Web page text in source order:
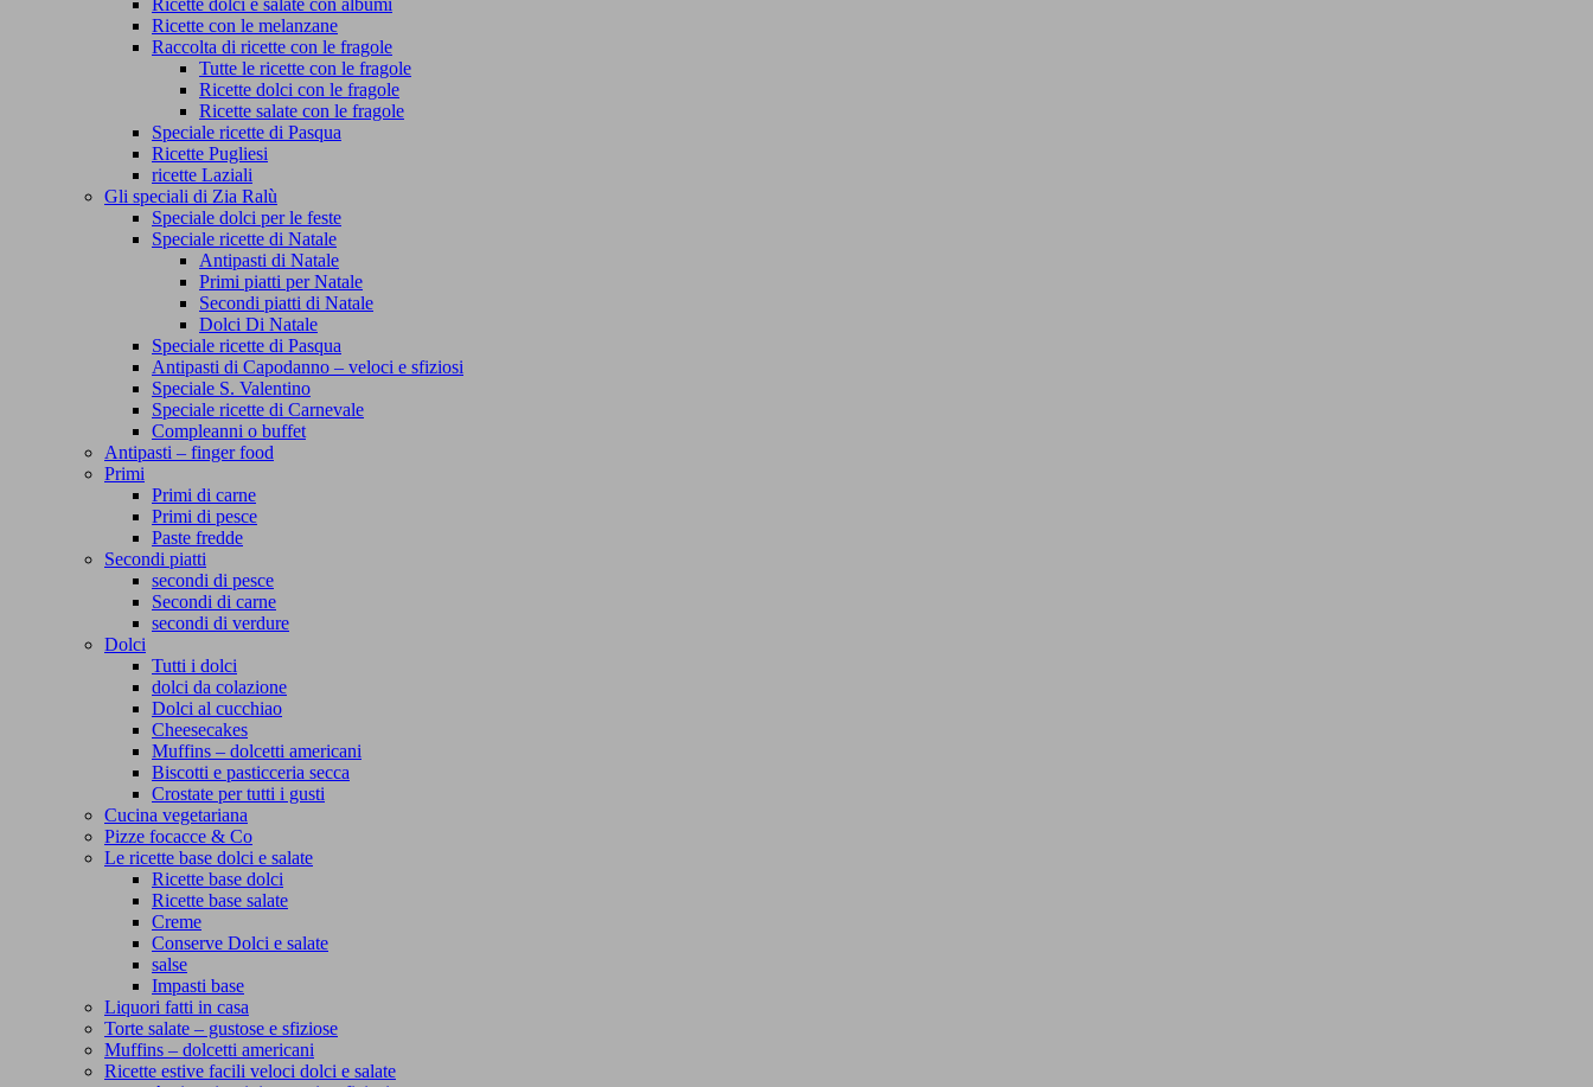
Ricette dolci e salate con albumi
Ricette con le melanzane
Raccolta di ricette con le fragole
Tutte le ricette con le fragole
Ricette dolci con le fragole
Ricette salate con le fragole
Speciale ricette di Pasqua
Ricette Pugliesi
ricette Laziali
Gli speciali di Zia Ralù
Speciale dolci per le feste
Speciale ricette di Natale
Antipasti di Natale
Primi piatti per Natale
Secondi piatti di Natale
Dolci Di Natale
Speciale ricette di Pasqua
Antipasti di Capodanno – veloci e sfiziosi
Speciale S. Valentino
Speciale ricette di Carnevale
Compleanni o buffet
Antipasti – finger food
Primi
Primi di carne
Primi di pesce
Paste fredde
Secondi piatti
secondi di pesce
Secondi di carne
secondi di verdure
Dolci
Tutti i dolci
dolci da colazione
Dolci al cucchiao
Cheesecakes
Muffins – dolcetti americani
Biscotti e pasticceria secca
Crostate per tutti i gusti
Cucina vegetariana
Pizze focacce & Co
Le ricette base dolci e salate
Ricette base dolci
Ricette base salate
Creme
Conserve Dolci e salate
salse
Impasti base
Liquori fatti in casa
Torte salate – gustose e sfiziose
Muffins – dolcetti americani
Ricette estive facili veloci dolci e salate